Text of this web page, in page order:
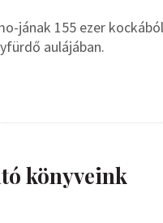
jának 155 ezer
aulájában.
könyveink